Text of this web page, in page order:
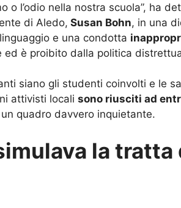
o l’odio nella nostra scuola”, ha
di Aledo, Susan Bohn, in una
e una condotta
è proibito dalla politica
siano gli studenti coinvolti e le
attivisti locali sono riusciti ad
quadro davvero inquietante.
la